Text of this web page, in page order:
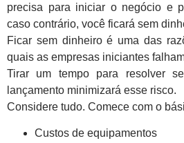
precisa para iniciar o negócio e
caso contrário, você ficará sem
Ficar sem dinheiro é uma das
quais as empresas iniciantes
Tirar um tempo para resolver
lançamento minimizará esse risco.
Considere tudo. Comece com o
Custos de equipamentos